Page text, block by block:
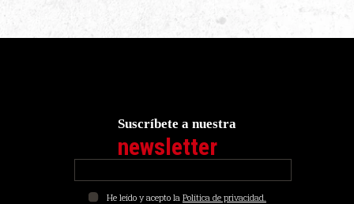
Suscríbete a nuestra
newsletter
He leído y acepto la Política de privacidad.